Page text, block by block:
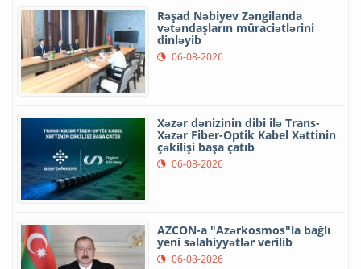
Rəşad Nəbiyev Zəngilanda
vətəndaşların müraciətlərini
dinləyib
06-08-2026
Xəzər dənizinin dibi ilə Trans-
Xəzər Fiber-Optik Kabel Xəttinin
çəkilişi başa çatıb
06-08-2026
AZCON-a "Azərkosmos"la bağlı
yeni səlahiyyətlər verilib
06-08-2026